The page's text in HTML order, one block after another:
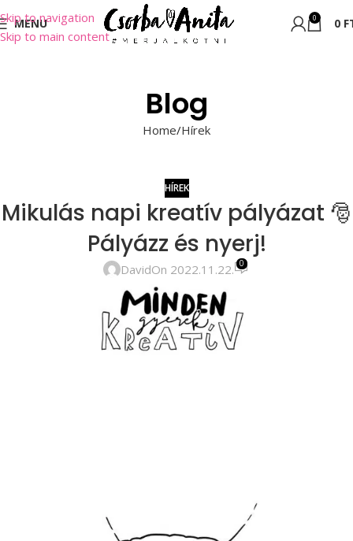
Skip to navigation
Skip to main content
MENU 0 0
Blog
Home Hírek
HÍREK
Mikulás napi kreatív pályázat 🎅
Pályázz és nyerj!
DavidOn 2022.11.22. 0